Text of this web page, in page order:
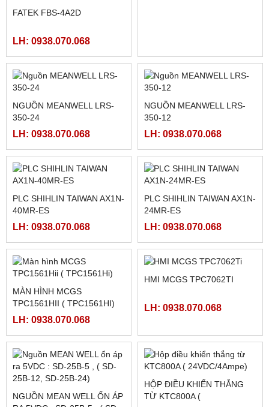
FATEK FBS-2DA
LH: 0938.070.068
FATEK FBS-4DA
LH: 0938.070.068
FATEK FBS-4A2D
LH: 0938.070.068
NGUỒN MEANWELL LRS-
350-48
LH: 0938.070.068
NGUỒN MEANWELL LRS-
350-24
LH: 0938.070.068
NGUỒN MEANWELL LRS-
350-12
LH: 0938.070.068